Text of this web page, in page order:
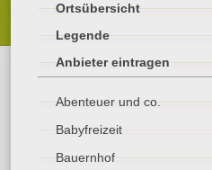
Ortsübersicht
Legende
Anbieter eintragen
Abenteuer und co.
Babyfreizeit
Bauernhof